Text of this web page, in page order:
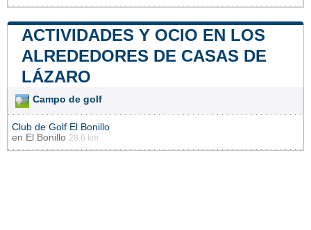
ACTIVIDADES Y OCIO EN LOS
ALREDEDORES DE CASAS DE
LÁZARO
Campo de golf
Club de Golf El Bonillo
en El Bonillo 28.6 km